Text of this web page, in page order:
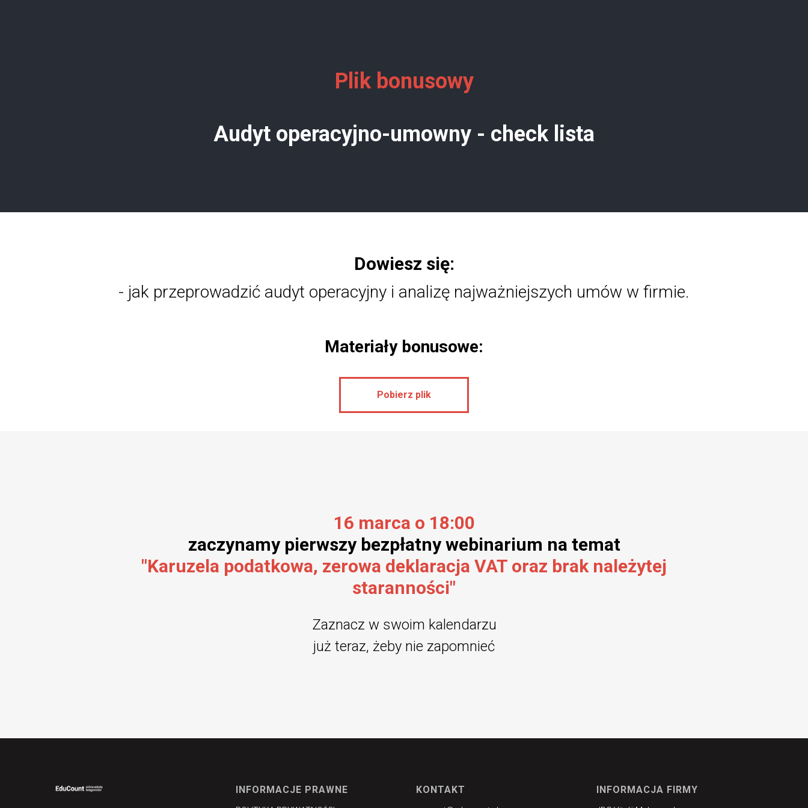
Plik bonusowy
Audyt operacyjno-umowny - сheck lista
Dowiesz się:
- jak przeprowadzić audyt operacyjny i analizę najważniejszych umów w firmie.
Materiały bonusowe:
Pobierz plik
16 marca o 18:00
zaczynamy pierwszy bezpłatny webinarium na temat
"Karuzela podatkowa, zerowa deklaracja VAT oraz brak należytej
staranności"
Zaznacz w swoim kalendarzu
już teraz, żeby nie zapomnieć
INFORMACJE PRAWNE KONTAKT INFORMACJA FIRMY